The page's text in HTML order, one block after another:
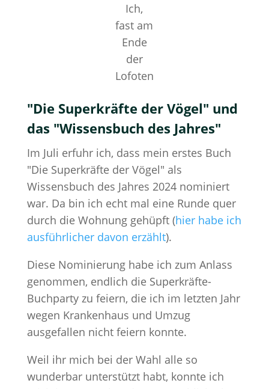
Ich,
fast am
Ende
der
Lofoten
"Die Superkräfte der Vögel" und
das "Wissensbuch des Jahres"
Im Juli erfuhr ich, dass mein erstes Buch
"Die Superkräfte der Vögel" als
Wissensbuch des Jahres 2024 nominiert
war. Da bin ich echt mal eine Runde quer
durch die Wohnung gehüpft (hier habe ich
ausführlicher davon erzählt).
Diese Nominierung habe ich zum Anlass
genommen, endlich die Superkräfte-
Buchparty zu feiern, die ich im letzten Jahr
wegen Krankenhaus und Umzug
ausgefallen nicht feiern konnte.
Weil ihr mich bei der Wahl alle so
wunderbar unterstützt habt, konnte ich